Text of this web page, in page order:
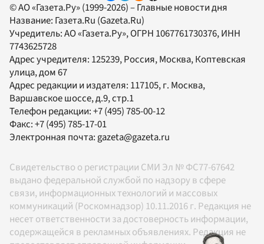
© АО «Газета.Ру» (1999-2026) – Главные новости дня
Название: Газета.Ru (Gazeta.Ru)
Учредитель:АО «Газета.Ру», ОГРН 1067761730376, ИНН
7743625728
Адрес учредителя: 125239, Россия, Москва, Коптевская
улица, дом 67
Адрес редакции и издателя: 117105, г. Москва,
Варшавское шоссе, д.9, стр.1
Телефон редакции:+7 (495) 785-00-12
Факс:+7 (495) 785-17-01
Электронная почта:gazeta@gazeta.ru
Свидетельство о регистрации СМИ Эл № ФС77-67642
выдано федеральной службой по надзору в сфере
связи, информационных технологий и массовых
коммуникаций (Роскомнадзор) 10.11.2016 г. Редакция не
несет ответственности за достоверность информации,
содержащейся в рекламных объявлениях. Редакция не